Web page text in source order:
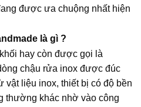
được ưa chuộng nhất hiện
là gì ?
hay còn được gọi là
chậu rửa inox được đúc
vật liệu inox, thiết bị có độ bền
thường khác nhờ vào công